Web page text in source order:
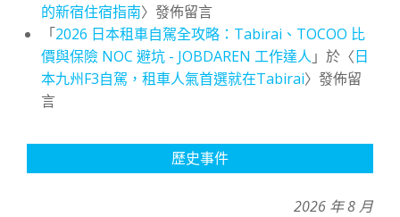
的新宿住宿指南〉發佈留言
「2026 日本租車自駕全攻略：Tabirai、TOCOO 比
價與保險 NOC 避坑 - JOBDAREN 工作達人 」於〈日
本九州F3自駕，租車人氣首選就在Tabirai〉發佈留
言
歷史事件
2026 年 8 月